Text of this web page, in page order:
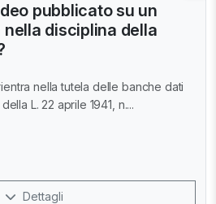
pubblicato su un
disciplina della
nella tutela delle banche dati
L. 22 aprile 1941, n....
Dettagli